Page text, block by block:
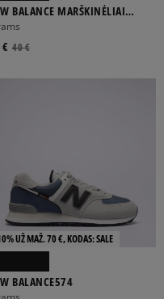
BALANCE MARŠKINĖLIAI
GRAPHIC MARŠKINĖL
40 €
UŽ MAŽ. 70 €, KODAS: SALE
BALANCE574